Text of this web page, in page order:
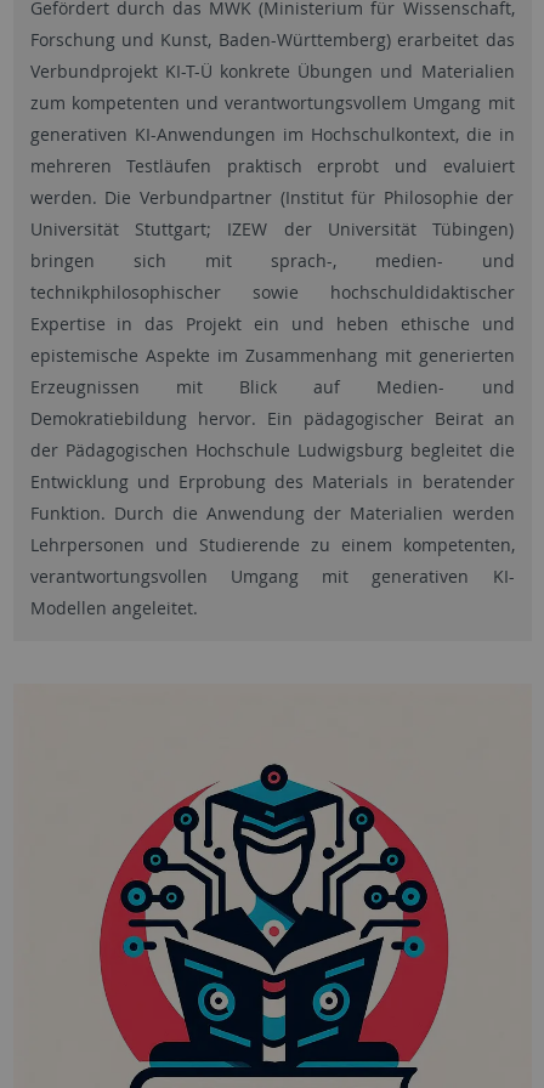
Gefördert durch das MWK (Ministerium für Wissenschaft,
Forschung und Kunst, Baden-Württemberg) erarbeitet das
Verbundprojekt KI-T-Ü konkrete Übungen und Materialien
zum kompetenten und verantwortungsvollem Umgang mit
generativen KI-Anwendungen im Hochschulkontext, die in
mehreren Testläufen praktisch erprobt und evaluiert
werden. Die Verbundpartner (Institut für Philosophie der
Universität Stuttgart; IZEW der Universität Tübingen)
bringen sich mit sprach-, medien- und
technikphilosophischer sowie hochschuldidaktischer
Expertise in das Projekt ein und heben ethische und
epistemische Aspekte im Zusammenhang mit generierten
Erzeugnissen mit Blick auf Medien- und
Demokratiebildung hervor. Ein pädagogischer Beirat an
der Pädagogischen Hochschule Ludwigsburg begleitet die
Entwicklung und Erprobung des Materials in beratender
Funktion. Durch die Anwendung der Materialien werden
Lehrpersonen und Studierende zu einem kompetenten,
verantwortungsvollen Umgang mit generativen KI-
Modellen angeleitet.